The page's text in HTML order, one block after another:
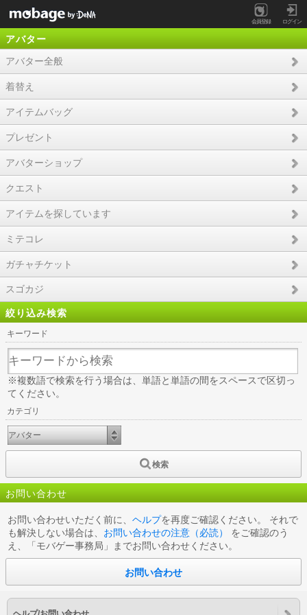
会員登録 ログイン
アバター
アバター全般
着替え
アイテムバッグ
プレゼント
アバターショップ
クエスト
アイテムを探しています
ミテコレ
ガチャチケット
スゴカジ
絞り込み検索
キーワード
※複数語で検索を行う場合は、単語と単語の間をスペースで区切っ
てください。
カテゴリ
検索
お問い合わせ
お問い合わせいただく前に、 ヘルプを再度ご確認ください。 それで
も解決しない場合は、 お問い合わせの注意（必読）
をご確認のう
え、「モバゲー事務局」までお問い合わせください。
お問い合わせ